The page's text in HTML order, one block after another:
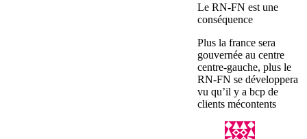
Le RN-FN est une
conséquence
Plus la france sera
gouvernée au centre
centre-gauche, plus le
RN-FN se développera
vu qu’il y a bcp de
clients mécontents